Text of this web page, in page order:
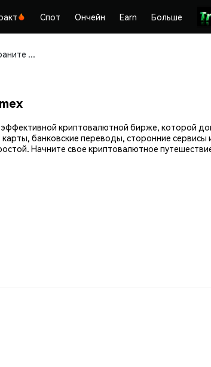
Спот Ончейн Earn Больше
Покупайте и храните Beincom (BIC) безопасно
эффективной криптовалютной бирже, которой
банковские переводы, сторонние
Начните свое криптовалютное